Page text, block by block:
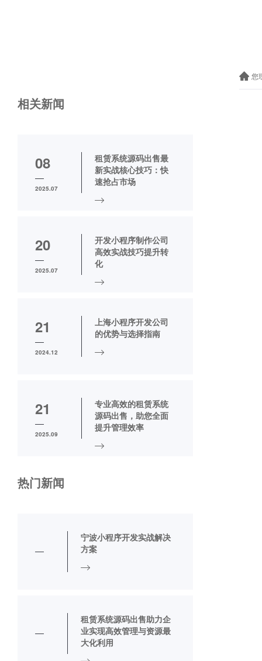
相关新闻
08
2025.07
租赁系统源码出售最
新实战核心技巧：快
速抢占市场
20
2025.07
开发小程序制作公司
高效实战技巧提升转
化
21
2024.12
上海小程序开发公司
的优势与选择指南
21
2025.09
专业高效的租赁系统
源码出售，助您全面
提升管理效率
热门新闻
宁波小程序开发实战解决
方案
租赁系统源码出售助力企
业实现高效管理与资源最
大化利用
您